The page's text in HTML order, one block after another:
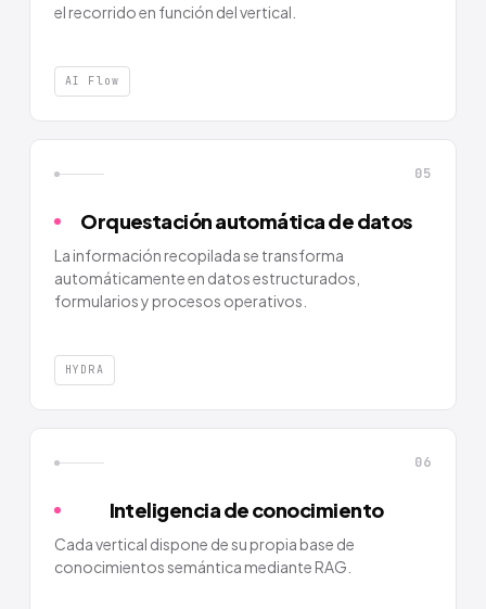
el recorrido en función del vertical.
AI Flow
05
Orquestación automática de datos
La información recopilada se transforma
automáticamente en datos estructurados,
formularios y procesos operativos.
HYDRA
06
Inteligencia de conocimiento
Cada vertical dispone de su propia base de
conocimientos semántica mediante RAG.